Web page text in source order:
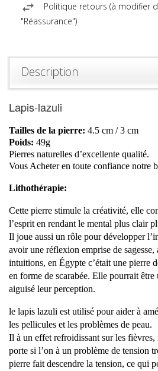
Politique retours (à modifier
"Réassurance")
Description
Lapis-lazuli
Tailles de la pierre: 4.5 cm / 3 cm
Poids: 49g
Pierres naturelles d’excellente qualité.
Vous Acheter en toute confiance notre
Lithothérapie:
Cette pierre stimule la créativité, elle
l’esprit en rendant le mental plus clair
Il joue aussi un rôle pour développer
avoir une réflexion emprise de sagesse,
intuitions, en Égypte c’était une pierre
en forme de scarabée. Elle pourrait
aiguisé leur perception.
le lapis lazuli est utilisé pour aider à
les pellicules et les problèmes de peau.
Il à un effet refroidissant sur les fièvres,
porte si l’on à un problème de tension
pierre fait descendre la tension, ce qui